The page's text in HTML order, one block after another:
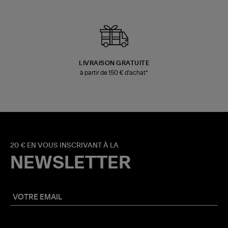
LIVRAISON GRATUITE
à partir de 150 € d'achat*
20 € EN VOUS INSCRIVANT À LA
NEWSLETTER